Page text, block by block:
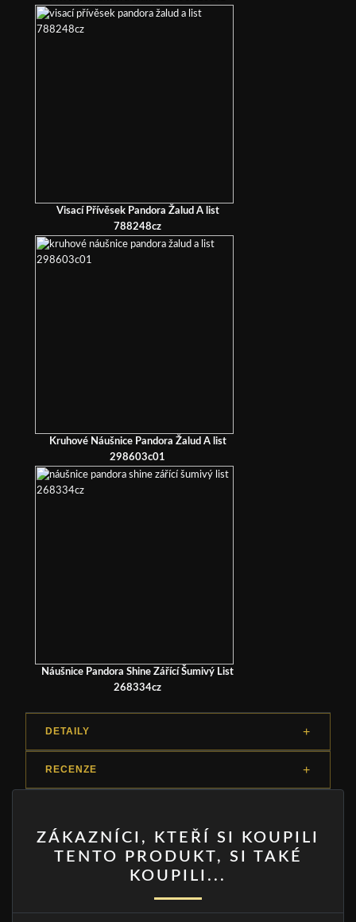
Visací Přívěsek Pandora Žalud A list
788248cz
Kruhové Náušnice Pandora Žalud A list
298603c01
Náušnice Pandora Shine Zářící Šumivý List
268334cz
DETAILY
RECENZE
ZÁKAZNÍCI, KTEŘÍ SI KOUPILI
TENTO PRODUKT, SI TAKÉ
KOUPILI...